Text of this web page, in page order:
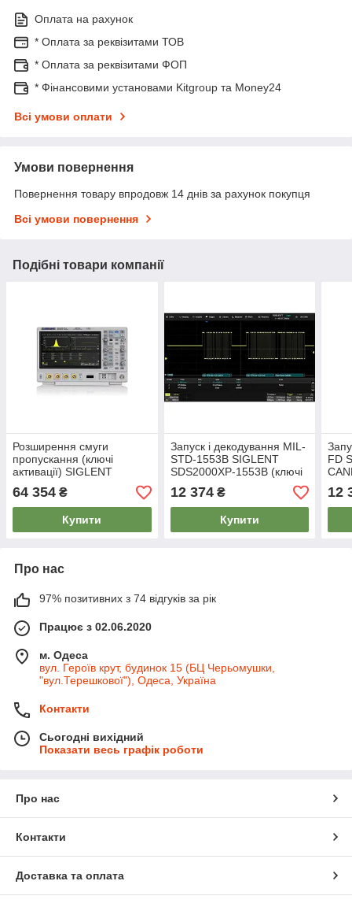
Оплата на рахунок
* Оплата за реквізитами ТОВ
* Оплата за реквізитами ФОП
* Фінансовими установами Kitgroup та Money24
Всі умови оплати
Умови повернення
Повернення товару впродовж 14 днів за рахунок покупця
Всі умови повернення
Подібні товари компанії
Розширення смуги
пропускання (ключі
активації) SIGLENT
SDS2000XP-4BW03
64 354 ₴
Купити
Запуск і декодування MIL-
STD-1553B SIGLENT
SDS2000XP-1553B (ключі
активації)
12 374₴
Купити
FD
12
Про нас
97% позитивних з 74 відгуків за рік
Працює з 02.06.2020
м. Одеса
вул. Героїв крут, будинок 15 (БЦ Черьомушки,
"вул.Терешкової"), Одеса, Україна
Контакти
Сьогодні вихідний
Показати весь графік роботи
Про нас
Контакти
Доставка та оплата